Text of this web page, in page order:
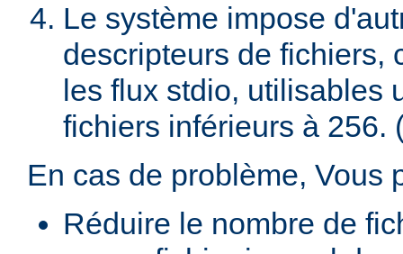
Le système impose
descripteurs de fichiers,
les flux stdio, utilisables
fichiers inférieurs à 256.
En cas de problème, Vous
Réduire le nombre de